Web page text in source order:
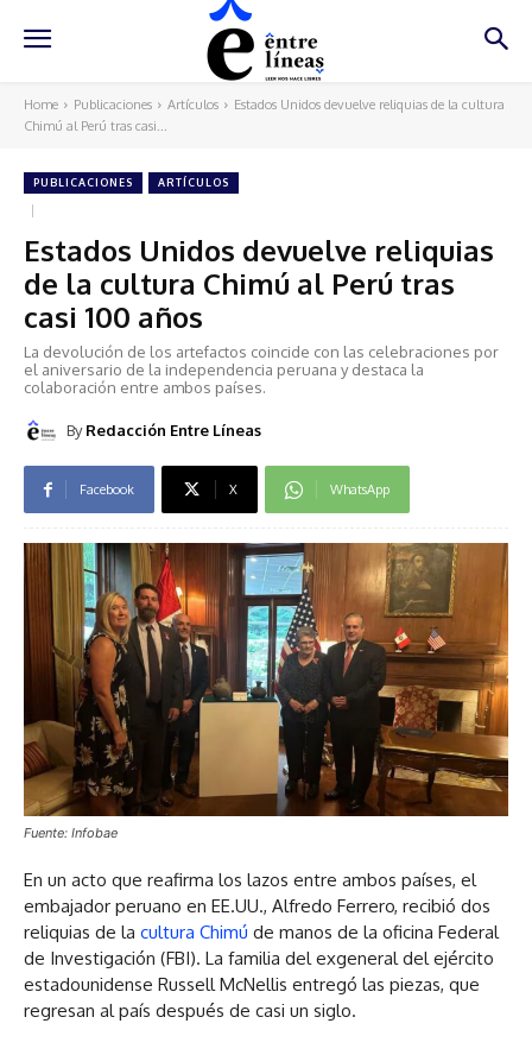
Home Publicaciones Artículos
Estados Unidos devuelve reliquias de la cultura
Chimú al Perú tras casi...
PUBLICACIONES ARTÍCULOS
Estados Unidos devuelve reliquias
de la cultura Chimú al Perú tras
casi 100 años
La devolución de los artefactos coincide con las celebraciones por
el aniversario de la independencia peruana y destaca la
colaboración entre ambos países.
By Redacción Entre Líneas
Facebook X WhatsApp
Fuente: Infobae
En un acto que reafirma los lazos entre ambos países, el
embajador peruano en EE.UU., Alfredo Ferrero, recibió dos
reliquias de la cultura Chimú de manos de la oficina Federal
de Investigación (FBI). La familia del exgeneral del ejército
estadounidense Russell McNellis entregó las piezas, que
regresan al país después de casi un siglo.